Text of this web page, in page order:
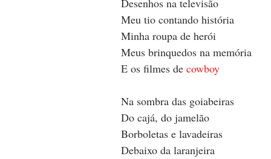
Meu tio contando história
Minha roupa de herói
Meus brinquedos na memória
E os filmes de cowboy
Na sombra das goiabeiras
Do cajá, do jamelão
Borboletas e lavadeiras
Debaixo da laranjeira